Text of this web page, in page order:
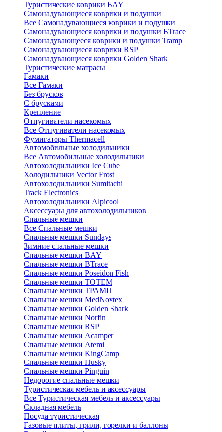
Туристические коврики BAY
Самонадувающиеся коврики и подушки
Все Самонадувающиеся коврики и подушки
Самонадувающиеся коврики и подушки BTrace
Самонадувающееся коврики и подушки Tramp
Самонадувающиеся коврики RSP
Самонадувающиеся коврики Golden Shark
Туристические матрасы
Гамаки
Все Гамаки
Без брусков
С брусками
Крепление
Отпугиватели насекомых
Все Отпугиватели насекомых
Фумигаторы Thermacell
Автомобильные холодильники
Все Автомобильные холодильники
Автохолодильники Ice Cube
Холодильники Vector Frost
Автохолодильники Sumitachi
Track Electronics
Автохолодильники Alpicool
Аксессуары для автохолодильников
Спальные мешки
Все Спальные мешки
Спальные мешки Sundays
Зимние спальные мешки
Спальные мешки BAY
Спальные мешки BTrace
Спальные мешки Poseidon Fish
Спальные мешки ТОТЕМ
Спальные мешки ТРАМП
Cпальные мешки MedNovtex
Спальные мешки Golden Shark
Спальные мешки Norfin
Спальные мешки RSP
Спальные мешки Acamper
Спальные мешки Atemi
Спальные мешки KingCamp
Спальные мешки Husky
Спальные мешки Pinguin
Недорогие спальные мешки
Туристическая мебель и аксессуары
Все Туристическая мебель и аксессуары
Складная мебель
Посуда туристическая
Газовые плиты, грили, горелки и баллоны